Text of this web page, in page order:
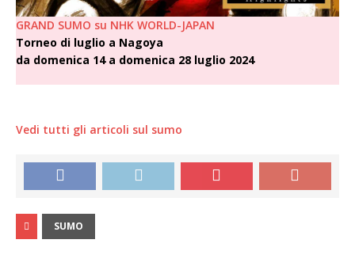
GRAND SUMO su NHK WORLD-JAPAN
Torneo di luglio а Nagoya
da domenica 14 a domenica 28 luglio 2024
Vedi tutti gli articoli sul sumo
SUMO